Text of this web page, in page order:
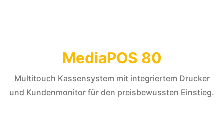
MediaPOS 80
Multitouch Kassensystem mit integriertem Drucker
und Kundenmonitor für den preisbewussten Einstieg.